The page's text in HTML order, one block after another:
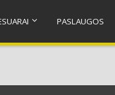
PASLAUGOS